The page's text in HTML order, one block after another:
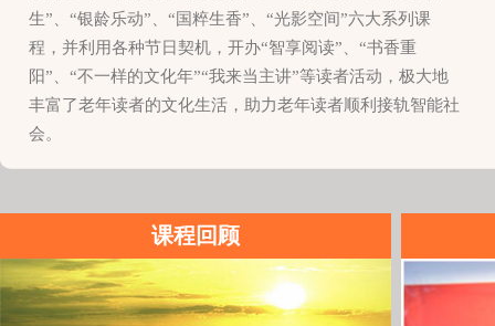
生”、“银龄乐动”、“国粹生香”、“光影空间”六大系列课
程，并利用各种节日契机，开办“智享阅读”、“书香重
阳”、“不一样的文化年”“我来当主讲”等读者活动，极大地
丰富了老年读者的文化生活，助力老年读者顺利接轨智能社
会。
课程回顾